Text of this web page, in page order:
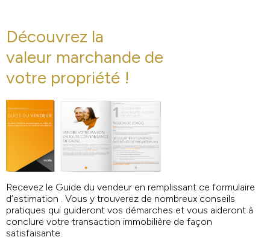
Découvrez la
valeur marchande de
votre propriété !
Recevez le Guide du vendeur en remplissant ce formulaire
d’estimation . Vous y trouverez de nombreux conseils
pratiques qui guideront vos démarches et vous aideront à
conclure votre transaction immobilière de façon
satisfaisante.